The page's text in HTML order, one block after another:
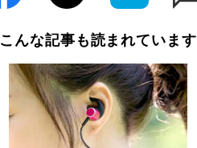
こんな記事も読まれています